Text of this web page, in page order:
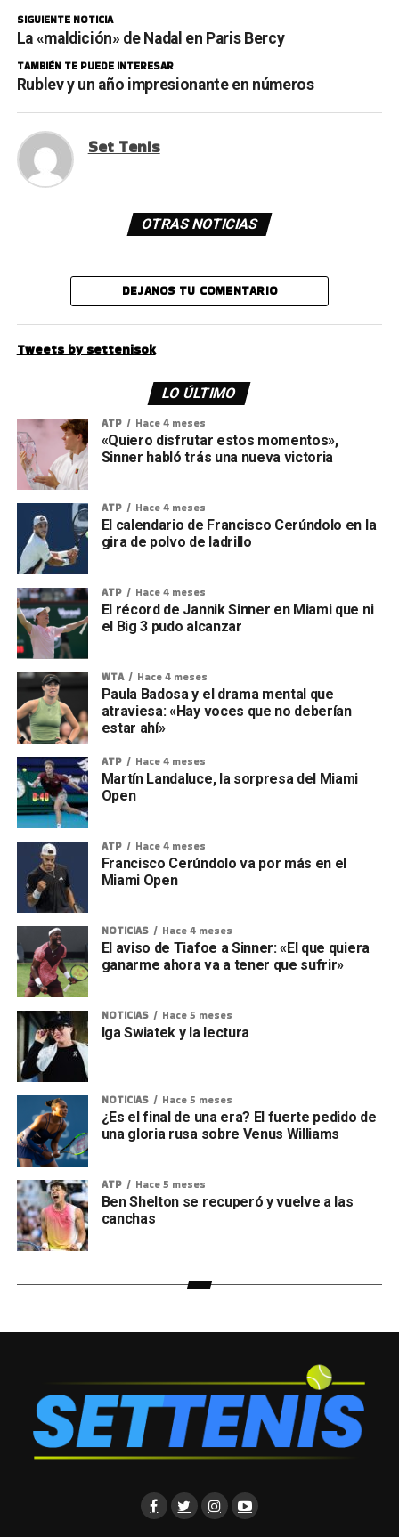
SIGUIENTE NOTICIA
La «maldición» de Nadal en Paris Bercy
TAMBIÉN TE PUEDE INTERESAR
Rublev y un año impresionante en números
Set Tenis
OTRAS NOTICIAS
DEJANOS TU COMENTARIO
Tweets by settenisok
LO ÚLTIMO
ATP Hace 4 meses
«Quiero disfrutar estos momentos»,
Sinner habló trás una nueva victoria
ATP Hace 4 meses
El calendario de Francisco Cerúndolo en la
gira de polvo de ladrillo
ATP Hace 4 meses
El récord de Jannik Sinner en Miami que ni
el Big 3 pudo alcanzar
WTA Hace 4 meses
Paula Badosa y el drama mental que
atraviesa: «Hay voces que no deberían
estar ahí»
ATP Hace 4 meses
Martín Landaluce, la sorpresa del Miami
Open
ATP Hace 4 meses
Francisco Cerúndolo va por más en el
Miami Open
NOTICIAS Hace 4 meses
El aviso de Tiafoe a Sinner: «El que quiera
ganarme ahora va a tener que sufrir»
NOTICIAS Hace 5 meses
Iga Swiatek y la lectura
NOTICIAS Hace 5 meses
¿Es el final de una era? El fuerte pedido de
una gloria rusa sobre Venus Williams
ATP Hace 5 meses
Ben Shelton se recuperó y vuelve a las
canchas